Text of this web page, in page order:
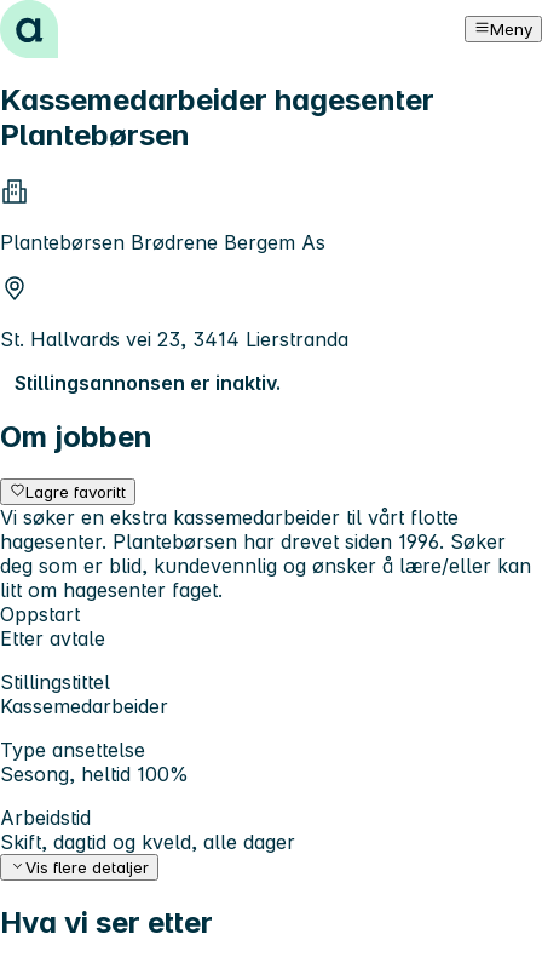
Hopp til innhold Meny
Kassemedarbeider hagesenter
Plantebørsen
Plantebørsen Brødrene Bergem As
St. Hallvards vei 23, 3414 Lierstranda
Stillingsannonsen er inaktiv.
Om jobben
Lagre favoritt
Vi søker en ekstra kassemedarbeider til vårt flotte
hagesenter. Plantebørsen har drevet siden 1996. Søker
deg som er blid, kundevennlig og ønsker å lære/eller kan
litt om hagesenter faget.
Oppstart
Etter avtale
Stillingstittel
Kassemedarbeider
Type ansettelse
Sesong, heltid 100%
Arbeidstid
Skift, dagtid og kveld, alle dager
Vis flere detaljer
Hva vi ser etter